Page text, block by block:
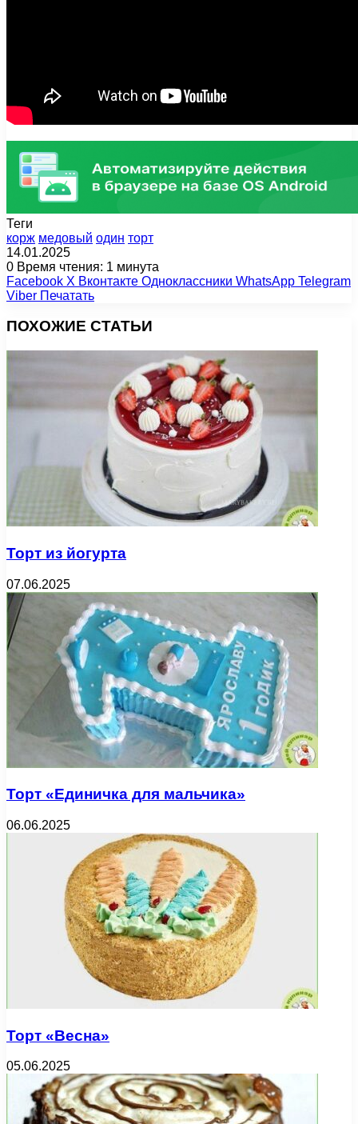
Теги
корж медовый один торт
14.01.2025
0 Время чтения: 1 минута
Facebook X Вконтакте Одноклассники WhatsApp Telegram
Viber Печатать
ПОХОЖИЕ СТАТЬИ
Торт из йогурта
07.06.2025
Торт «Единичка для мальчика»
06.06.2025
Торт «Весна»
05.06.2025